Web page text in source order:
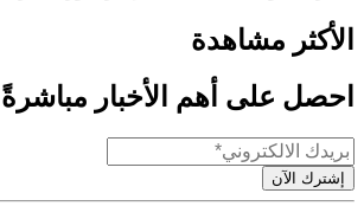
الأكثر مشاهدة
احصل على أهم الأخبار
إشترك الآن